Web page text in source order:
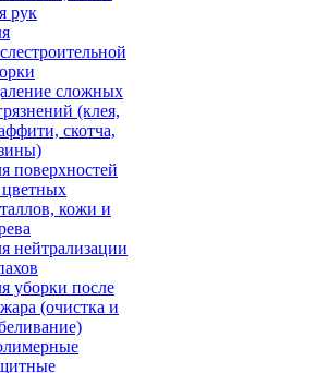
рук
сложных
(клея,
скотча,
поверхностей
цветных
кожи и
нейтрализации
уборки после
(очистка и